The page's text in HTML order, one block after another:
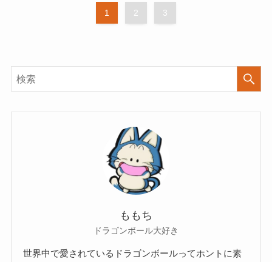
1 2 3
ももち
ドラゴンボール大好き
世界中で愛されているドラゴンボールってホントに素